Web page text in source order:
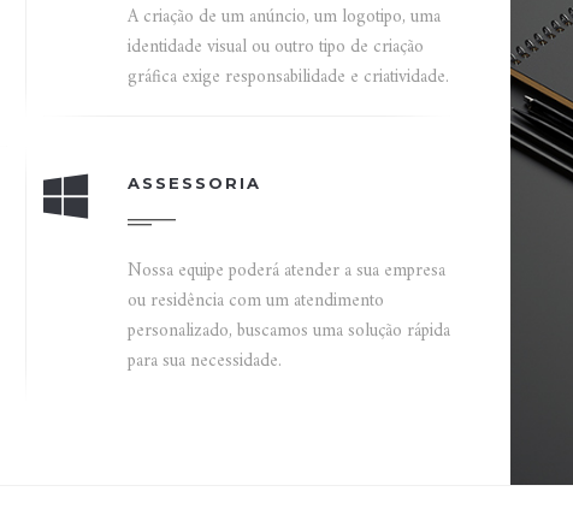
A criação de um anúncio, um logotipo, uma
identidade visual ou outro tipo de criação
gráfica exige responsabilidade e criatividade.
ASSESSORIA
Nossa equipe poderá atender a sua empresa
ou residência com um atendimento
personalizado, buscamos uma solução rápida
para sua necessidade.